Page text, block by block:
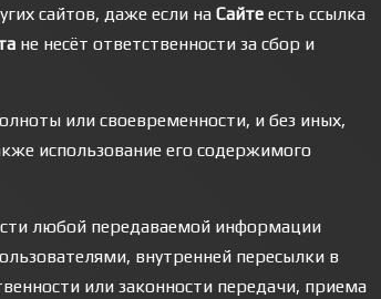
сайтов, даже если на Сайте есть ссылка
не несёт ответственности за сбор и
или своевременности, и без иных,
использование его содержимого
любой передаваемой информации
внутренней пересылки в
или законности передачи, приема